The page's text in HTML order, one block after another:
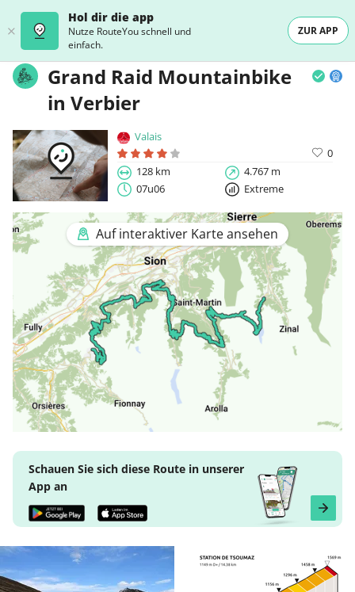
Hol dir die app
Nutze RouteYou schnell und
einfach.
ZUR APP
Grand Raid Mountainbike
in Verbier
Valais
0
128 km
4.767 m
07u06
Extreme
Auf interaktiver Karte ansehen
Schauen Sie sich diese Route in unserer
App an